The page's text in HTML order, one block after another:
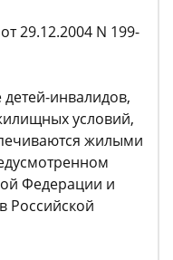
29.12.2004 N 199-
инвалидов,
условий,
жилыми
Федерации и
Российской